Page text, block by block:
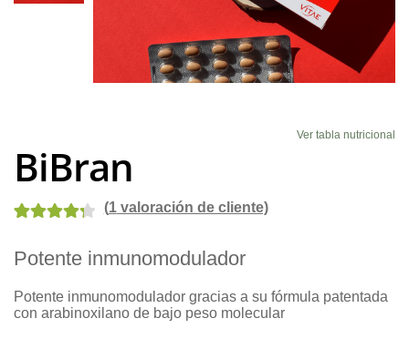
Ver tabla nutricional
BiBran
con4.33de
valoracione
(1valoración de cliente)
Potente inmunomodulador
Potente inmunomodulador gracias a su fórmula patentada
con arabinoxilano de bajo peso molecular